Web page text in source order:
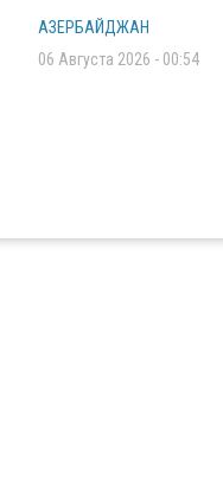
АЗЕРБАЙДЖАН
06 Августа 2026 - 00:54